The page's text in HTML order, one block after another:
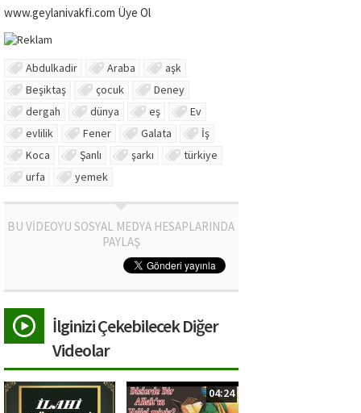
www.geylanivakfi.com Üye Ol
Abdulkadir Araba
aşk
Beşiktaş
çocuk
Deney
dergah
dünya eş
Ev
evlilik
Fener Galata
İş
Koca
Şanlı şarkı
türkiye
urfa
yemek
BU VİDEOYU SOSYAL MEDYA HESAPLARINDA
PAYLAŞ
İlginizi Çekebilecek Diğer
Videolar
04:24